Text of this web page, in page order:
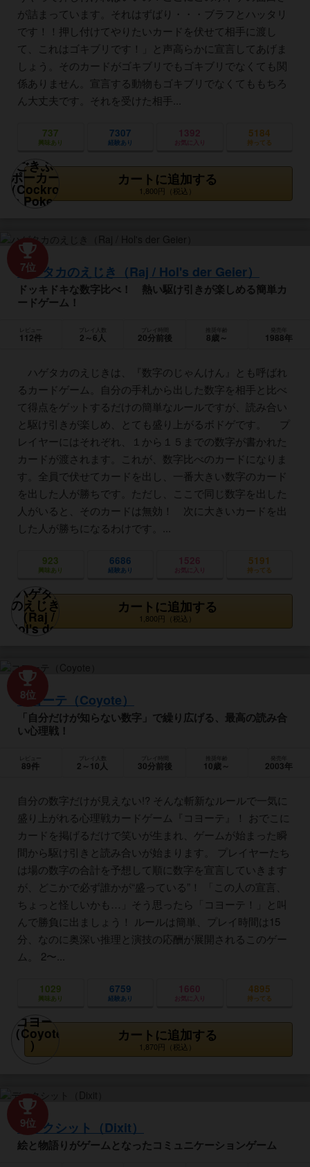
が詰まっています。それはずばり・・・ブラフとハッタリ
です！！押し付けてやりたいカードを伏せて相手に渡し
て、これはゴキブリです！」と声高らかに宣言してあげま
しょう。そのカードがゴキブリでもゴキブリでなくても関
係ありません。宣言する動物もゴキブリでなくてももちろ
ん大丈夫です。それを受けた相手...
737
興味あり
7307
経験あり
1392
お気に入り
5184
持ってる
カートに追加する
1,800円（税込）
7位
ハゲタカのえじき（Raj / Hol's der Geier）
ドッキドキな数字比べ！ 熱い駆け引きが楽しめる簡単カ
ードゲーム！
112件
プレイ人数
2～6人 20分前後
推奨年齢
8歳～ 1988年
ハゲタカのえじきは、『数字のじゃんけん』とも呼ばれ
るカードゲーム。自分の手札から出した数字を相手と比べ
て得点をゲットするだけの簡単なルールですが、読み合い
と駆け引きが楽しめ、とても盛り上がるボドゲです。 プ
レイヤーにはそれぞれ、１から１５までの数字が書かれた
カードが渡されます。これが、数字比べのカードになりま
す。全員で伏せてカードを出し、一番大きい数字のカード
を出した人が勝ちです。ただし、ここで同じ数字を出した
人がいると、そのカードは無効！ 次に大きいカードを出
した人が勝ちになるわけです。...
923
興味あり
6686
経験あり
1526
お気に入り
5191
持ってる
カートに追加する
1,800円（税込）
8位
コヨーテ（Coyote）
「自分だけが知らない数字」で繰り広げる、最高の読み合
い心理戦！
89件
プレイ人数
2～10人 30分前後
推奨年齢
10歳～ 2003年
自分の数字だけが見えない!? そんな斬新なルールで一気に
盛り上がれる心理戦カードゲーム『コヨーテ』！ おでこに
カードを掲げるだけで笑いが生まれ、ゲームが始まった瞬
間から駆け引きと読み合いが始まります。 プレイヤーたち
は場の数字の合計を予想して順に数字を宣言していきます
が、どこかで必ず誰かが“盛っている”！ 「この人の宣言、
ちょっと怪しいかも…」そう思ったら「コヨーテ！」と叫
んで勝負に出ましょう！ ルールは簡単、プレイ時間は15
分、なのに奥深い推理と演技の応酬が展開されるこのゲー
ム。 2〜...
1029
興味あり
6759
経験あり
1660
お気に入り
4895
持ってる
カートに追加する
1,870円（税込）
9位
ディクシット（Dixit）
絵と物語りがゲームとなったコミュニケーションゲーム